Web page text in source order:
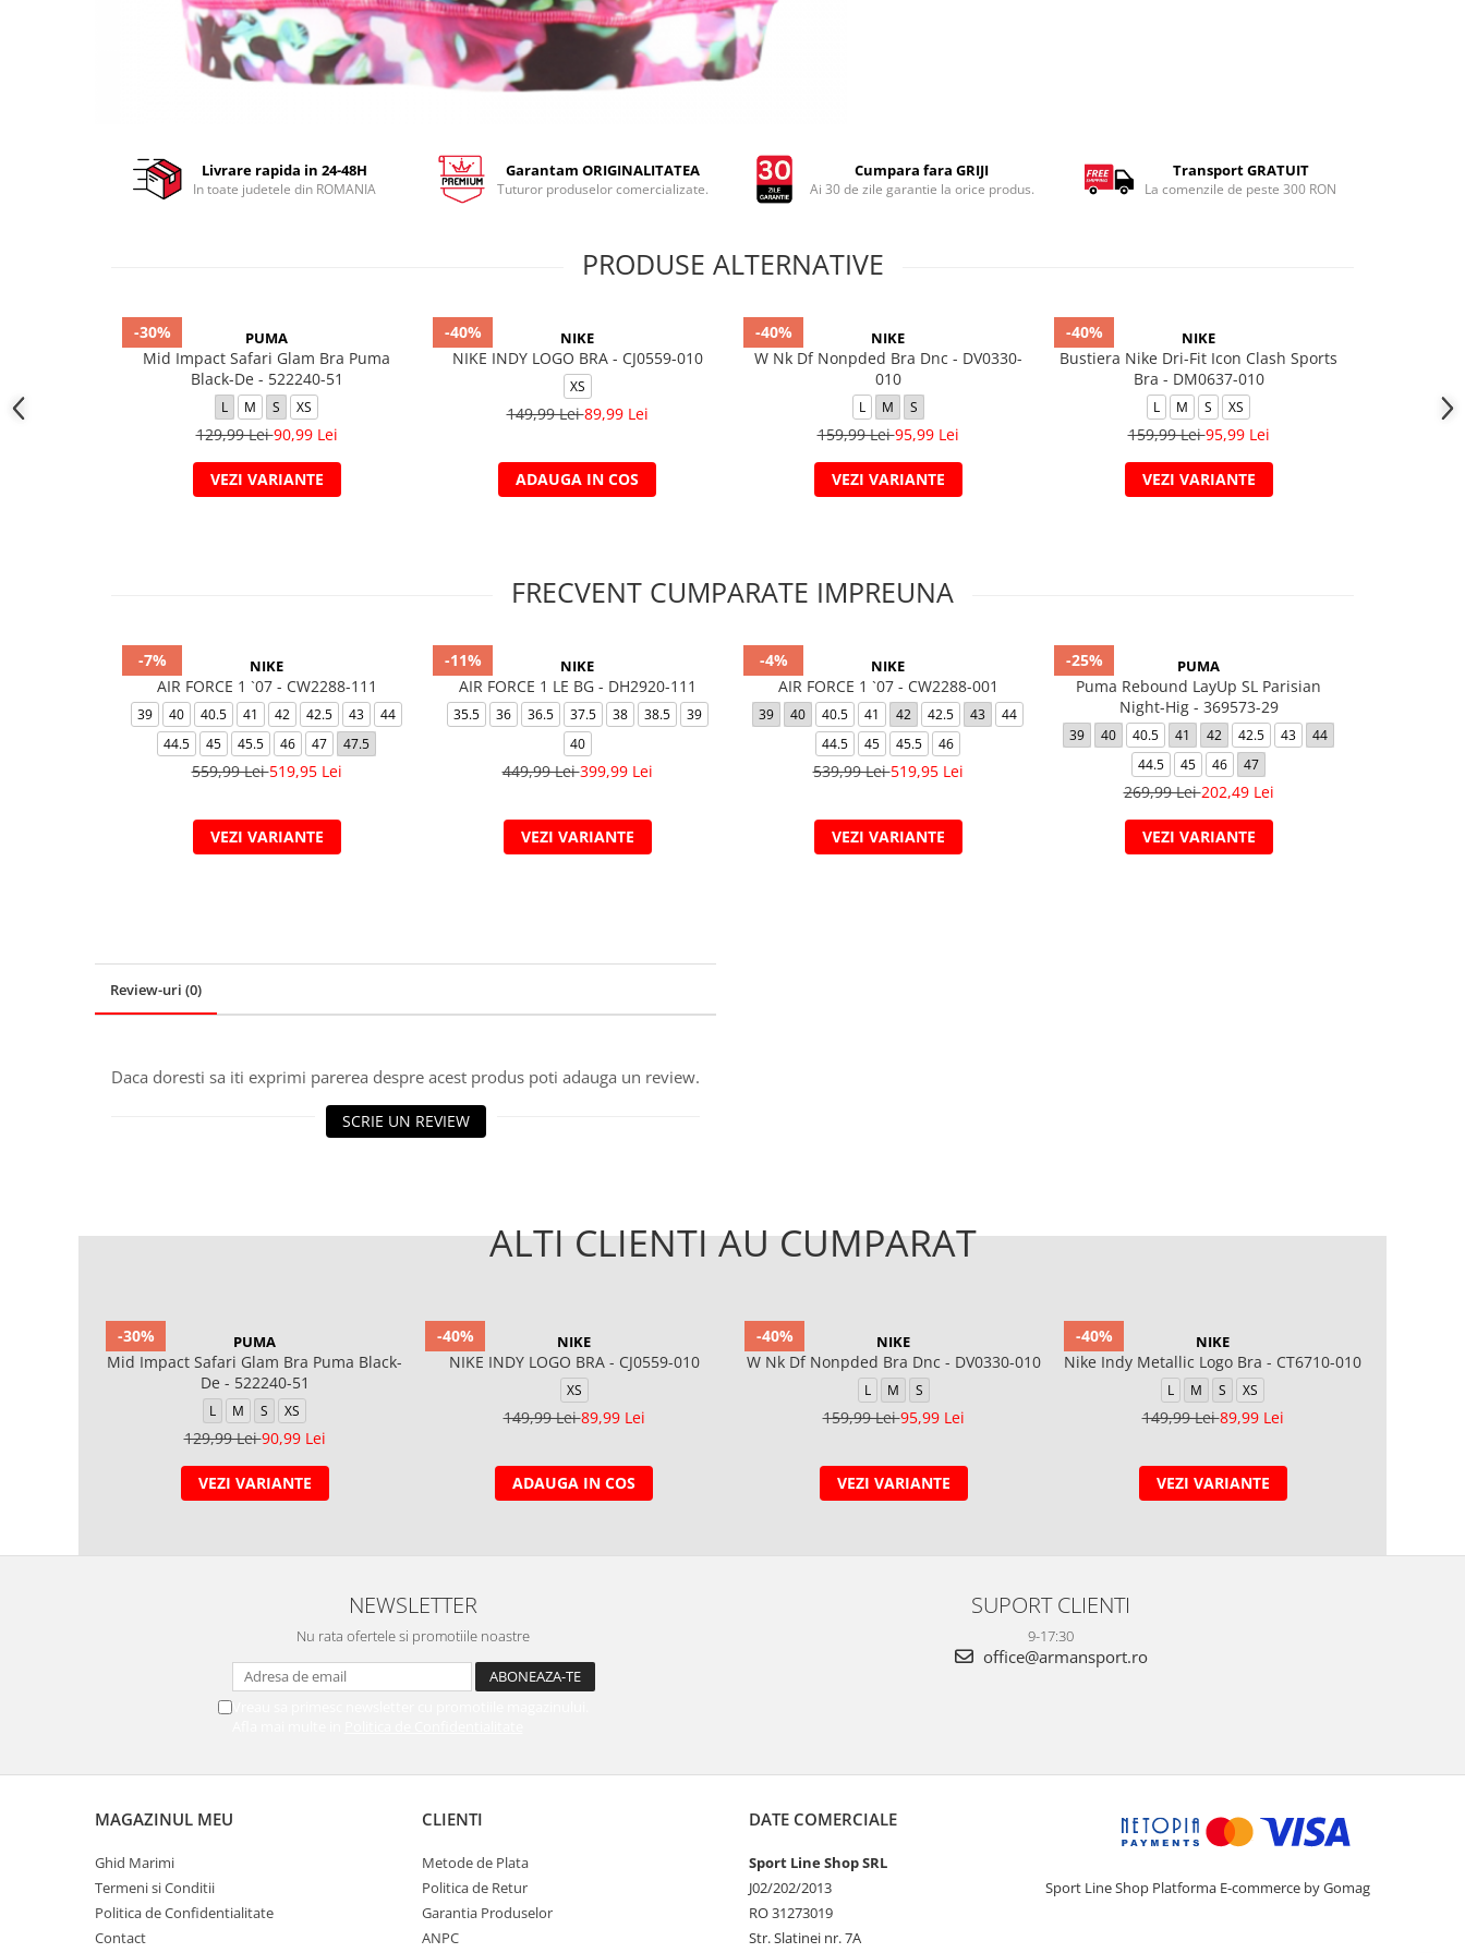
Livrare rapida in 24-48H
In toate judetele din ROMANIA
Garantam ORIGINALITATEA
Tuturor produselor comercializate.
Cumpara fara GRIJI
Ai 30 de zile garantie la orice produs.
Transport GRATUIT
La comenzile de peste 300 RON
PRODUSE ALTERNATIVE
-30% PUMA
Mid Impact Safari Glam Bra Puma
Black-De - 522240-51
L M S XS
129,99 Lei90,99 Lei
VEZI VARIANTE
-40% NIKE
NIKE INDY LOGO BRA - CJ0559-010
XS
149,99 Lei89,99 Lei
ADAUGA IN COS
-40% NIKE
W Nk Df Nonpded Bra Dnc - DV0330-
010
L M S
159,99 Lei95,99 Lei
VEZI VARIANTE
-40% NIKE
Bustiera Nike Dri-Fit Icon Clash Sports
Bra - DM0637-010
L M S XS
159,99 Lei95,99 Lei
VEZI VARIANTE
FRECVENT CUMPARATE IMPREUNA
-7% NIKE
AIR FORCE 1 `07 - CW2288-111
39 40 40.5 41 42 42.5 43
44
44.5
45 45.5 46 47 47.5
559,99 Lei519,95 Lei
VEZI VARIANTE
-11% NIKE
AIR FORCE 1 LE BG - DH2920-111
35.5 36 36.5 37.5 38 38.5
39
40
449,99 Lei399,99 Lei
VEZI VARIANTE
-4% NIKE
AIR FORCE 1 `07 - CW2288-001
39 40 40.5 41 42 42.5 43
44
44.5
45 45.5 46
539,99 Lei519,95 Lei
VEZI VARIANTE
-25% PUMA
Puma Rebound LayUp SL Parisian
Night-Hig - 369573-29
39 40 40.5 41 42 42.5 43
44
44.5
45 46 47
269,99 Lei202,49 Lei
VEZI VARIANTE
Review-uri (0)
Daca doresti sa iti exprimi parerea despre acest produs poti adauga un review.
SCRIE UN REVIEW
ALTI CLIENTI AU CUMPARAT
-30% PUMA
Mid Impact Safari Glam Bra Puma Black-
De - 522240-51
L M S XS
129,99 Lei90,99 Lei
VEZI VARIANTE
-40% NIKE
NIKE INDY LOGO BRA - CJ0559-010
XS
149,99 Lei89,99 Lei
ADAUGA IN COS
-40% NIKE
W Nk Df Nonpded Bra Dnc - DV0330-010
L M S
159,99 Lei95,99 Lei
VEZI VARIANTE
-40% NIKE
Nike Indy Metallic Logo Bra - CT6710-010
L M S XS
149,99 Lei89,99 Lei
VEZI VARIANTE
NEWSLETTER
Nu rata ofertele si promotiile noastre
Vreau sa primesc newsletter cu promotiile magazinului.
SUPORT CLIENTI
9-17:30
office@armansport.ro
MAGAZINUL MEU
Ghid Marimi
Termeni si Conditii
Politica de Confidentialitate
Contact
CLIENTI
Metode de Plata
Politica de Retur
Garantia Produselor
ANPC
DATE COMERCIALE
Sport Line Shop SRL
J02/202/2013
RO 31273019
Str. Slatinei nr. 7A
Sport Line Shop Platforma E-commerce by Gomag